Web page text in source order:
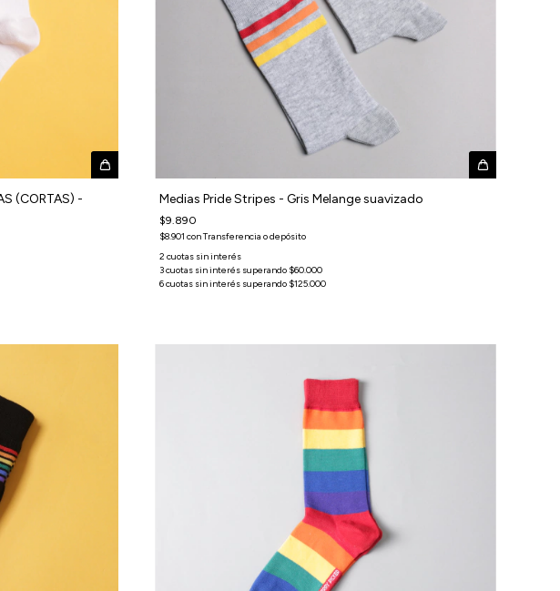
(CORTAS) -
Medias Pride Stripes - Gris Melange suavizado
$9.890
$8.901conTransferencia o depósito